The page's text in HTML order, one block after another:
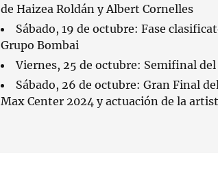
de Haizea Roldán y Albert Cornelles
Sábado, 19 de octubre: Fase
Grupo Bombai
Viernes, 25 de octubre: Semifinal
Sábado, 26 de octubre: Gran Final
Max Center 2024 y actuación de la